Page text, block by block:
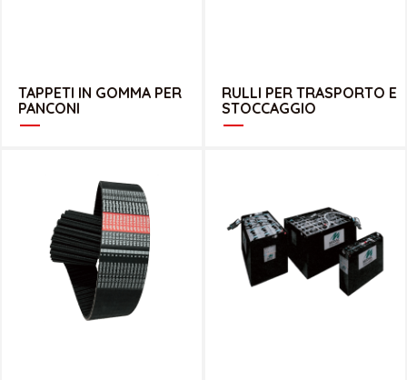
TAPPETI IN GOMMA PER
PANCONI
RULLI PER TRASPORTO E
STOCCAGGIO
CATALOGO CINGHIE